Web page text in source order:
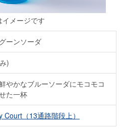
イメージです
ーンソーダ
)
やかなブルーソーダにモコモコ
た一杯
Court（13通路階段上）